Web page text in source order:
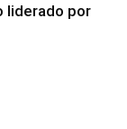
liderado por